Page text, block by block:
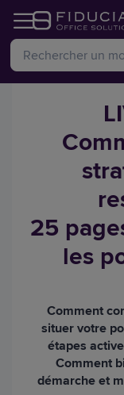
25
les
Comment
situer votre
étapes
Comment
démarche et